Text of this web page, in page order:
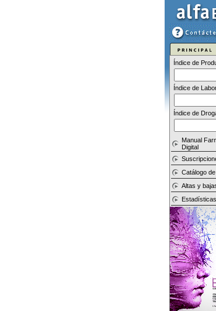
Índice de
Índice de
Índice de
Manual
Digital
Catálogo
Altas y
Estadísticas